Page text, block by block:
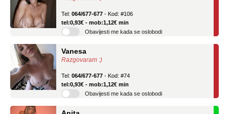
tel:0,93€ - mob:1,12€ min
Obavijesti me kada se oslobodi
Razgovaram :)
tel:0,93€ - mob:1,12€ min
Obavijesti me kada se oslobodi